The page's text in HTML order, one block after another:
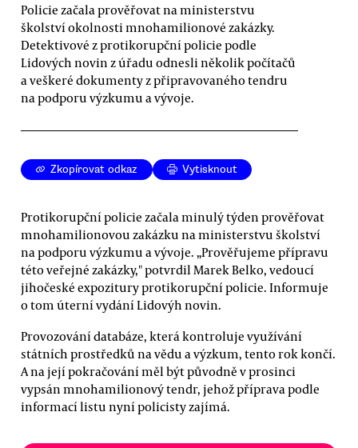
Policie začala prověřovat na ministerstvu
školství okolnosti mnohamilionové zakázky.
Detektivové z protikorupční policie podle
Lidových novin z úřadu odnesli několik počítačů
a veškeré dokumenty z připravovaného tendru
na podporu výzkumu a vývoje.
Zkopírovat odkaz Vytisknout
Protikorupční policie začala minulý týden prověřovat
mnohamilionovou zakázku na ministerstvu školství
na podporu výzkumu a vývoje. „Prověřujeme přípravu
této veřejné zakázky," potvrdil Marek Belko, vedoucí
jihočeské expozitury protikorupční policie. Informuje
o tom úterní vydání Lidovýh novin.
Provozování databáze, která kontroluje využívání
státních prostředků na vědu a výzkum, tento rok končí.
A na její pokračování měl být původně v prosinci
vypsán mnohamilionový tendr, jehož příprava podle
informací listu nyní policisty zajímá.